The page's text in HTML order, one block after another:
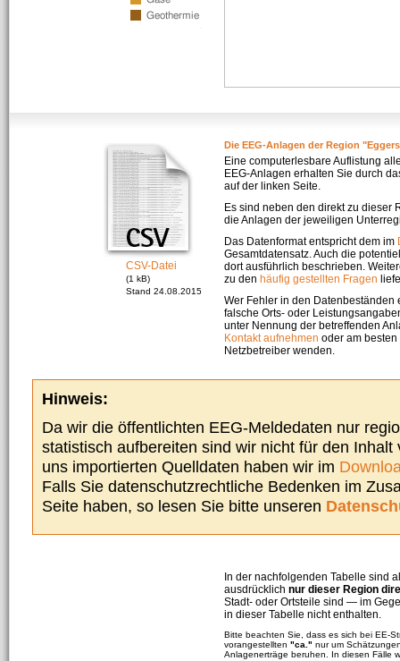
CSV-Datei
(1 kB)
Stand 24.08.2015
Die EEG-Anlagen der Region
Eine computerlesbare Auflistung
EEG-Anlagen erhalten Sie durch
auf der linken Seite.
Es sind neben den direkt zu dieser
die Anlagen der jeweiligen
Das Datenformat entspricht dem im
Gesamtdatensatz. Auch die
dort ausführlich beschrieben.
zu den häufig gestellten Fragen
Wer Fehler in den Datenbeständen
falsche Orts- oder
unter Nennung der betreffenden
Kontakt aufnehmen oder am
Netzbetreiber wenden.
Hinweis:
Da wir die öffentlichten EEG-Meldedaten nur
statistisch aufbereiten sind wir nicht für den Inhalt
uns importierten Quelldaten haben wir im
Falls Sie datenschutzrechtliche Bedenken im
Seite haben, so lesen Sie bitte unseren
In der nachfolgenden Tabelle sind
ausdrücklich nur dieser Region
Stadt- oder Ortsteile sind — im
in dieser Tabelle nicht enthalten.
Bitte beachten Sie, dass es sich bei EE-
vorangestellten "ca." nur um
Anlagenerträge beruhen. In diesen Fälle